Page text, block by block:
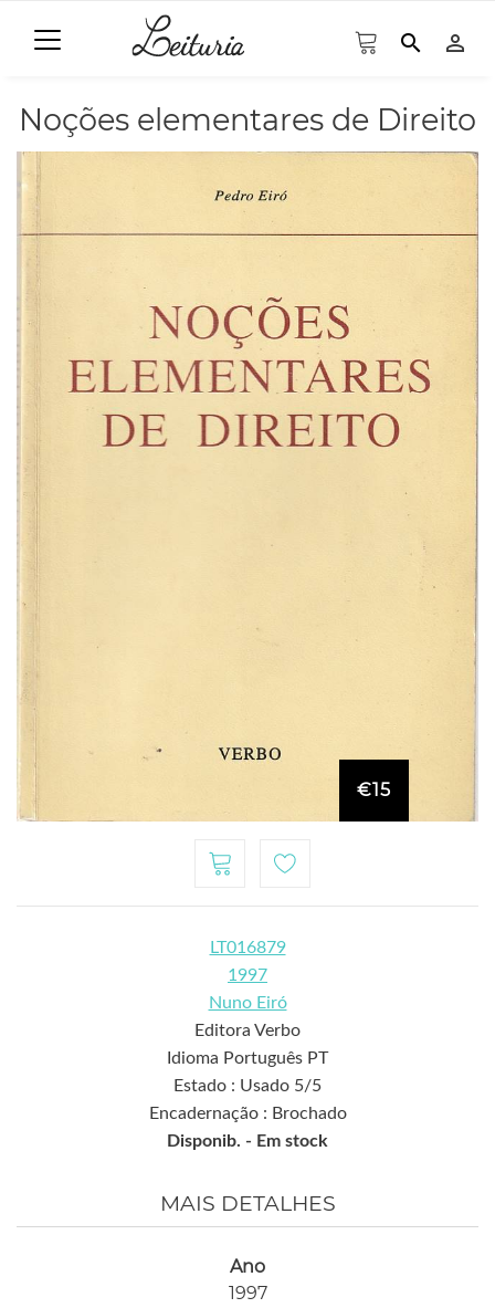
search person_outline
Noções elementares de Direito
€15
LT016879
1997
Nuno Eiró
Editora Verbo
Idioma Português PT
Estado : Usado 5/5
Encadernação : Brochado
Disponib. - Em stock
MAIS DETALHES
Ano
1997